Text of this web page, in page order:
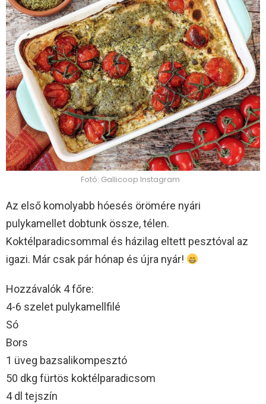
Fotó: Gallicoop Instagram
Az első komolyabb hóesés örömére nyári
pulykamellet dobtunk össze, télen.
Koktélparadicsommal és házilag eltett pesztóval az
igazi. Már csak pár hónap és újra nyár!
Hozzávalók 4 főre:
4-6 szelet pulykamellfilé
Só
Bors
1 üveg bazsalikompesztó
50 dkg fürtös koktélparadicsom
4 dl tejszín